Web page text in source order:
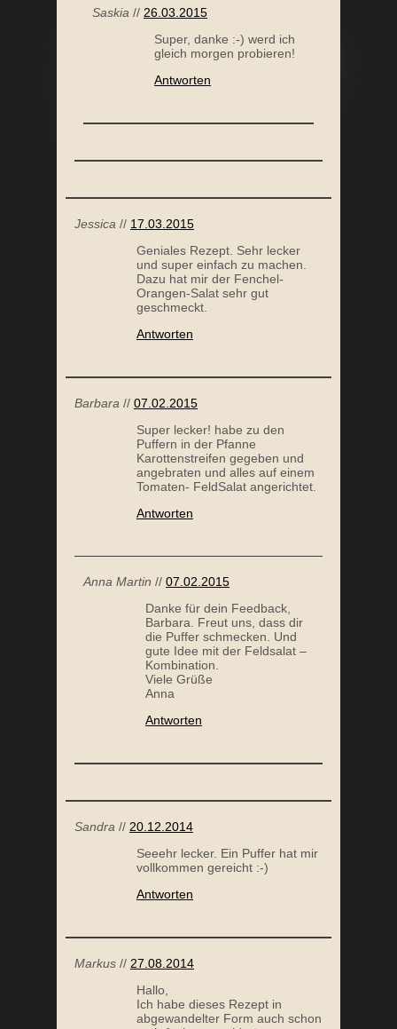
Saskia // 26.03.2015
Super, danke :-) werd ich
gleich morgen probieren!
Antworten
Jessica // 17.03.2015
Geniales Rezept. Sehr lecker
und super einfach zu machen.
Dazu hat mir der Fenchel-
Orangen-Salat sehr gut
geschmeckt.
Antworten
Barbara // 07.02.2015
Super lecker! habe zu den
Puffern in der Pfanne
Karottenstreifen gegeben und
angebraten und alles auf einem
Tomaten- FeldSalat angerichtet.
Antworten
Anna Martin // 07.02.2015
Danke für dein Feedback,
Barbara. Freut uns, dass dir
die Puffer schmecken. Und
gute Idee mit der Feldsalat –
Kombination.
Viele Grüße
Anna
Antworten
Sandra // 20.12.2014
Seeehr lecker. Ein Puffer hat mir
vollkommen gereicht :-)
Antworten
Markus // 27.08.2014
Hallo,
Ich habe dieses Rezept in
abgewandelter Form auch schon